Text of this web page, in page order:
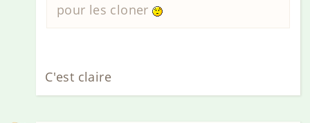
pour les cloner
C'est claire